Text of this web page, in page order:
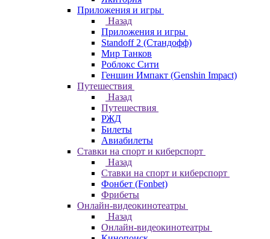
Приложения и игры
Назад
Приложения и игры
Standoff 2 (Стандофф)
Мир Танков
Роблокс Сити
Геншин Импакт (Genshin Impact)
Путешествия
Назад
Путешествия
РЖД
Билеты
Авиабилеты
Ставки на спорт и киберспорт
Назад
Ставки на спорт и киберспорт
Фонбет (Fonbet)
Фрибеты
Онлайн-видеокинотеатры
Назад
Онлайн-видеокинотеатры